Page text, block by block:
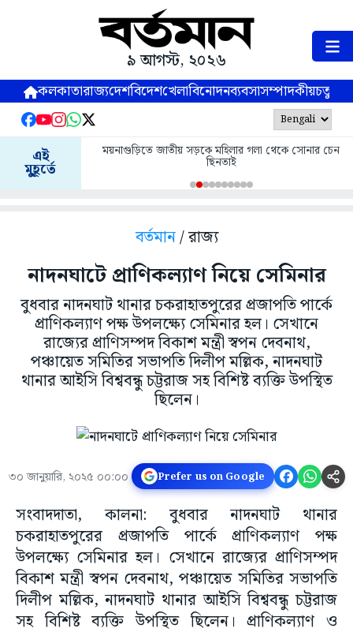
৯ আগস্ট, ২০২৬
কলকাতারাজ্যদেশবিদেশখেলাবিনোদনব্যবসাসম্পাদকীয়
এই
মুহূর্তে
ময়নাগুড়িতে জাতীয় সড়কে মহিলার গলা থেকে সোনার চেন
ছিনতাই
বর্তমান/ রাজ্য
নাদনঘাটে প্রাণিকল্যাণ নিয়ে সেমিনার
বুধবার নাদনঘাট থানার চকরাহাতপুরের প্রজাপতি পার্কে
প্রাণিকল্যাণ পক্ষ উপলক্ষ্যে সেমিনার হল। সেখানে
রাজ্যের প্রাণিসম্পদ বিকাশ মন্ত্রী স্বপন দেবনাথ,
পঞ্চায়েত সমিতির সভাপতি দিলীপ মল্লিক, নাদনঘাট
থানার আইসি বিশ্ববন্ধু চট্টরাজ সহ বিশিষ্ট ব্যক্তি উপস্থিত
ছিলেন।
৩০ জানুয়ারি, ২০২৫ ০০:০০ Prefer us on Google
সংবাদদাতা, কালনা: বুধবার নাদনঘাট থানার
চকরাহাতপুরের প্রজাপতি পার্কে প্রাণিকল্যাণ পক্ষ
উপলক্ষ্যে সেমিনার হল। সেখানে রাজ্যের প্রাণিসম্পদ
বিকাশ মন্ত্রী স্বপন দেবনাথ, পঞ্চায়েত সমিতির সভাপতি
দিলীপ মল্লিক, নাদনঘাট থানার আইসি বিশ্ববন্ধু চট্টরাজ
সহ বিশিষ্ট ব্যক্তি উপস্থিত ছিলেন। প্রাণিকল্যাণ ও